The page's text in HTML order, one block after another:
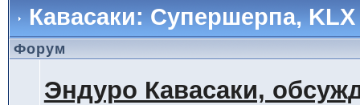
Кавасаки: Супершерпа,
Форум
Эндуро Кавасаки,